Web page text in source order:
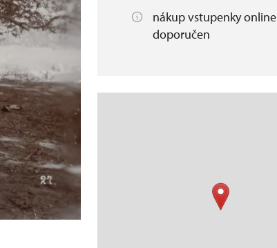
nákup vstupenky online
doporučen